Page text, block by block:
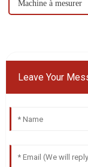
Machine à mesurer
Leave Your